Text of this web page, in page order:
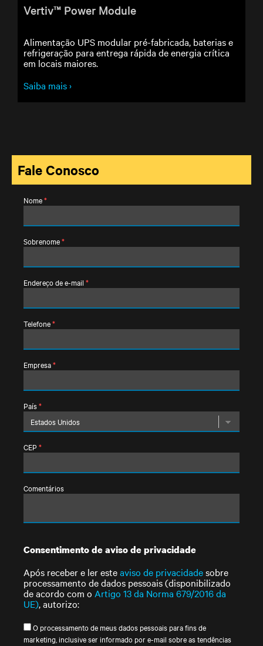
Vertiv™ Power Module
Alimentação UPS modular pré-fabricada, baterias e
refrigeração para entrega rápida de energia crítica
em locais maiores.
Saiba mais ›
Fale Conosco
Nome*
Sobrenome*
Endereço de e-mail *
Telefone*
Empresa*
País*
CEP *
Comentários
Consentimento de aviso de privacidade
Após receber e ler esteaviso de privacidadesobre
processamento de dados pessoais (disponibilizado
de acordo com o Artigo 13 da Norma 679/2016 da
UE), autorizo:
O processamento de meus dados pessoais para fins de
marketing, inclusive ser informado por e-mail sobre as tendências